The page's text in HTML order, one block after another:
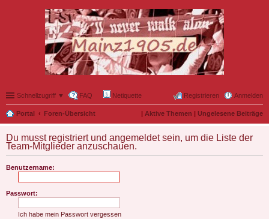
Schnellzugriff ▼ FAQ Netiquette Anmelden
Registrieren
Portal Foren-Übersicht | Aktive Themen | Ungelesene Beiträge
Du musst registriert und angemeldet sein, um die Liste der
Team-Mitglieder anzuschauen.
Benutzername:
Passwort:
Ich habe mein Passwort vergessen